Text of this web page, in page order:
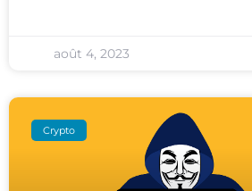
août 4, 2023
Crypto